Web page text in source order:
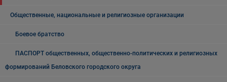
Общественные, национальные и религиозные организации
Боевое братство
ПАСПОРТ общественных, общественно-политических и религиозных
формирований Беловского городского округа